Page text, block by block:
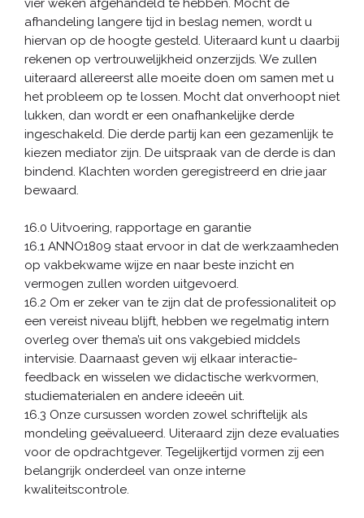
vier weken afgehandeld te hebben. Mocht de
afhandeling langere tijd in beslag nemen, wordt u
hiervan op de hoogte gesteld. Uiteraard kunt u daarbij
rekenen op vertrouwelijkheid onzerzijds. We zullen
uiteraard allereerst alle moeite doen om samen met u
het probleem op te lossen. Mocht dat onverhoopt niet
lukken, dan wordt er een onafhankelijke derde
ingeschakeld. Die derde partij kan een gezamenlijk te
kiezen mediator zijn. De uitspraak van de derde is dan
bindend. Klachten worden geregistreerd en drie jaar
bewaard.
16.0 Uitvoering, rapportage en garantie
16.1 ANNO1809 staat ervoor in dat de werkzaamheden
op vakbekwame wijze en naar beste inzicht en
vermogen zullen worden uitgevoerd.
16.2 Om er zeker van te zijn dat de professionaliteit op
een vereist niveau blijft, hebben we regelmatig intern
overleg over thema’s uit ons vakgebied middels
intervisie. Daarnaast geven wij elkaar interactie-
feedback en wisselen we didactische werkvormen,
studiematerialen en andere ideeën uit.
16.3 Onze cursussen worden zowel schriftelijk als
mondeling geëvalueerd. Uiteraard zijn deze evaluaties
voor de opdrachtgever. Tegelijkertijd vormen zij een
belangrijk onderdeel van onze interne
kwaliteitscontrole.